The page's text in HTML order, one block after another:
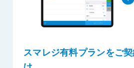
スマレジ有料プランをご